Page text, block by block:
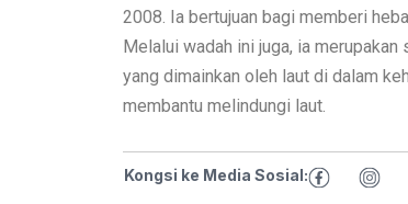
2008. Ia bertujuan bagi memberi
Melalui wadah ini juga, ia
yang dimainkan oleh laut di dalam
membantu melindungi laut.
Kongsi ke Media Sosial: